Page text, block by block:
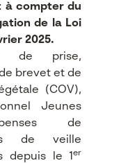
à compter du
de la Loi
2025.
de prise,
brevet et de
(COV),
Jeunes
de
de veille
depuis le 1er